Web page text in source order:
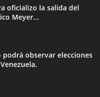
oficializo la salida del
Meyer...
podrá observar elecciones